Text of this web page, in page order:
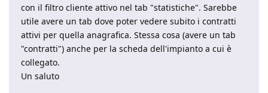
con il filtro cliente attivo nel tab "statistiche". Sarebbe
utile avere un tab dove poter vedere subito i contratti
attivi per quella anagrafica. Stessa cosa (avere un tab
"contratti") anche per la scheda dell'impianto a cui è
collegato.
Un saluto